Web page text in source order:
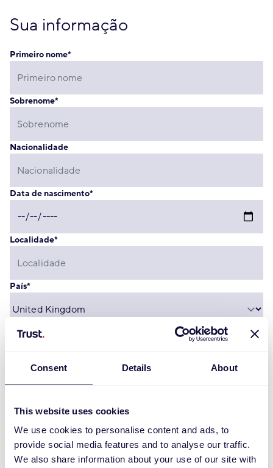
Consent Details About
This website uses cookies
We use cookies to personalise content and ads, to
provide social media features and to analyse our traffic.
We also share information about your use of our site with
Sua informação
Primeiro nome*
Sobrenome*
Nacionalidade
Data de nascimento*
Localidade*
País*
Telefone privado
Celular